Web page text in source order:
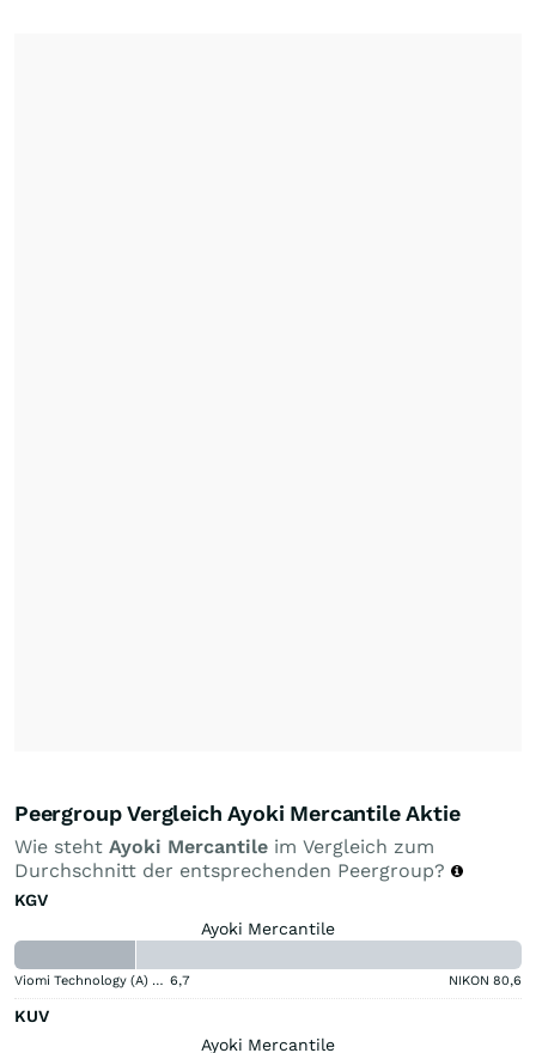
Peergroup Vergleich Ayoki Mercantile Aktie
Wie steht Ayoki Mercantile im Vergleich zum
Durchschnitt der entsprechenden Peergroup?
KGV
Ayoki Mercantile
Viomi Technology (A) (A) 6,7 NIKON 80,6
KUV
Ayoki Mercantile